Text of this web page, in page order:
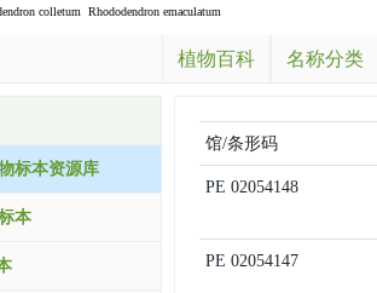
colletum Rhododendron emaculatum
植物百科 名称分类
标本资源库
本
馆/条形码
PE 02054148
PE 02054147